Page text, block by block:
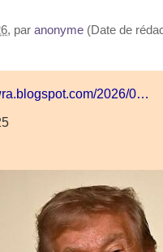
, par anonyme (Date de
2026/0…